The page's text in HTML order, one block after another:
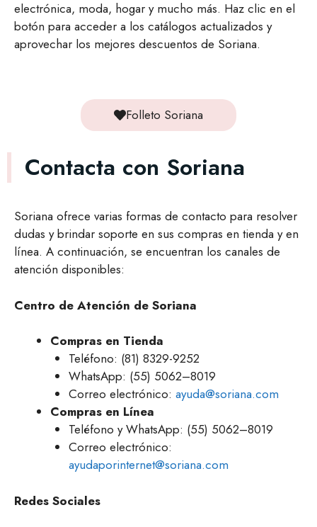
electrónica, moda, hogar y mucho más. Haz clic en el
botón para acceder a los catálogos actualizados y
aprovechar los mejores descuentos de Soriana.
Folleto Soriana
Contacta con Soriana
Soriana ofrece varias formas de contacto para resolver
dudas y brindar soporte en sus compras en tienda y en
línea. A continuación, se encuentran los canales de
atención disponibles:
Centro de Atención de Soriana
Compras en Tienda
Teléfono: (81) 8329-9252
WhatsApp: (55) 5062–8019
Correo electrónico: ayuda@soriana.com
Compras en Línea
Teléfono y WhatsApp: (55) 5062–8019
Correo electrónico:
ayudaporinternet@soriana.com
Redes Sociales